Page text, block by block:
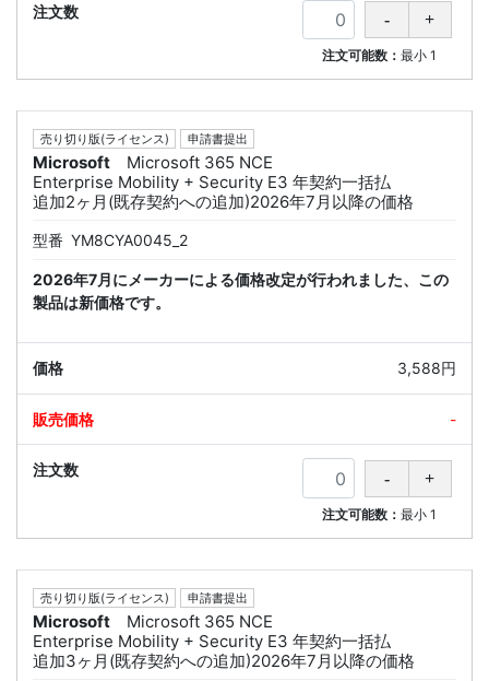
注文可能数：最小 1
売り切り版(ライセンス) 申請書提出
Microsoft
Microsoft 365 NCE
Enterprise Mobility + Security E3 年契約一括払
追加2ヶ月(既存契約への追加)2026年7月以降の価格
型番 YM8CYA0045_2
2026年7月にメーカーによる価格改定が行われました、この
製品は新価格です。
3,588円
-
注文可能数：最小 1
売り切り版(ライセンス) 申請書提出
Microsoft
Microsoft 365 NCE
Enterprise Mobility + Security E3 年契約一括払
追加3ヶ月(既存契約への追加)2026年7月以降の価格